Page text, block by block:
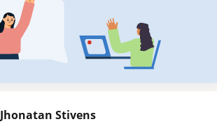
Jhonatan Stivens